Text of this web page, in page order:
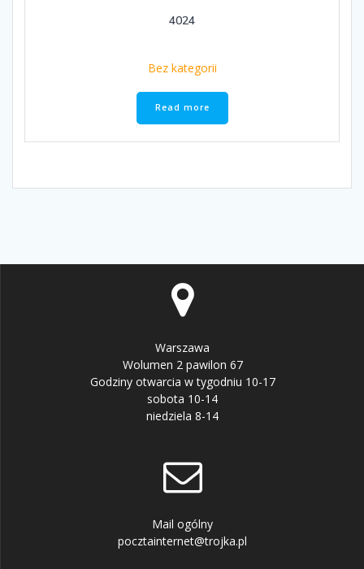
4024
Bez kategorii
Read more
Warszawa
Wolumen 2 pawilon 67
Godziny otwarcia w tygodniu 10-17
sobota 10-14
niedziela 8-14
Mail ogólny
pocztainternet@trojka.pl